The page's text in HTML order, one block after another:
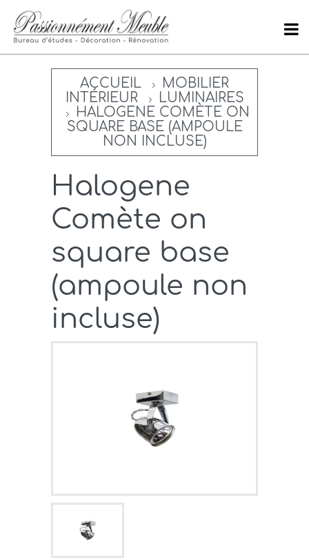
ACCUEIL
MOBILIER
INTÉRIEUR
LUMINAIRES
HALOGENE COMÈTE ON
SQUARE BASE (AMPOULE
NON INCLUSE)
Halogene
Comète on
square base
(ampoule non
incluse)